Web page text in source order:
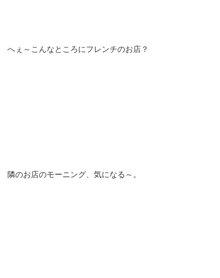
へぇ～こんなところにフレンチのお店？
隣のお店のモーニング、気になる～。